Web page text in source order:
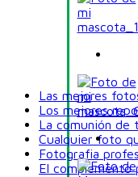
Las mejores
Los mejores
La comunión de
Cualquier foto
Fotografia
El